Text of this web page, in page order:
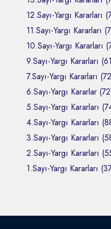
12.Sayı-Yargı Kararları
11.Sayı-Yargı Kararları
10.Sayı-Yargı Kararları
9.Sayı-Yargı Kararları
7.Sayı-Yargı Kararları
6.Sayı-Yargı Kararlar
5.Sayı-Yargı Kararları
4.Sayı-Yargı Kararları
3.Sayı-Yargı Kararları
2.Sayı-Yargı Kararları
1.Sayı-Yargı Kararları